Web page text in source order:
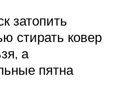
затопить
стирать ковер
а
пятна